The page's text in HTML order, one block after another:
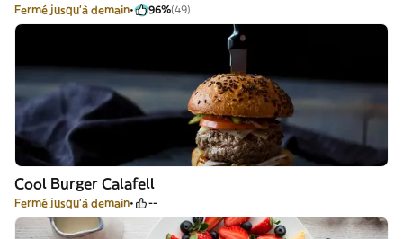
Fermé jusqu'à demain 96%(49)
Cool Burger Calafell
Fermé jusqu'à demain --